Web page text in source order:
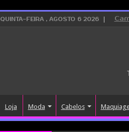
QUINTA-FEIRA , AGOSTO 6 2026
Loja Moda Cabelos